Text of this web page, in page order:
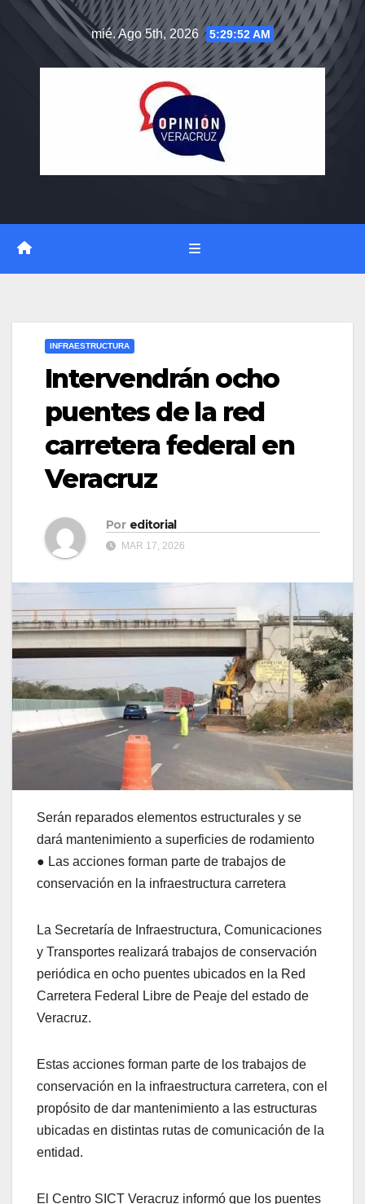
mié. Ago 5th, 2026 5:29:52 AM
INFRAESTRUCTURA
Intervendrán ocho
puentes de la red
carretera federal en
Veracruz
Por editorial
MAR 17, 2026
Serán reparados elementos estructurales y se
dará mantenimiento a superficies de rodamiento
● Las acciones forman parte de trabajos de
conservación en la infraestructura carretera
La Secretaría de Infraestructura, Comunicaciones
y Transportes realizará trabajos de conservación
periódica en ocho puentes ubicados en la Red
Carretera Federal Libre de Peaje del estado de
Veracruz.
Estas acciones forman parte de los trabajos de
conservación en la infraestructura carretera, con el
propósito de dar mantenimiento a las estructuras
ubicadas en distintas rutas de comunicación de la
entidad.
El Centro SICT Veracruz informó que los puentes